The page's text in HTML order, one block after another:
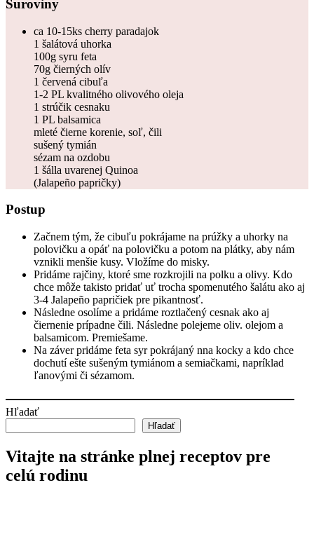
Suroviny
ca 10-15ks cherry paradajok
1 šalátová uhorka
100g syru feta
70g čierných olív
1 červená cibuľa
1-2 PL kvalitného olivového oleja
1 strúčik cesnaku
1 PL balsamica
mleté čierne korenie, soľ, čili
sušený tymián
sézam na ozdobu
1 šálla uvarenej Quinoa
(Jalapeño papričky)
Postup
Začnem tým, že cibuľu pokrájame na prúžky a uhorky na
polovičku a opáť na polovičku a potom na plátky, aby nám
vznikli menšie kusy. Vložíme do misky.
Pridáme rajčiny, ktoré sme rozkrojili na polku a olivy. Kdo
chce môže takisto pridať uť trocha spomenutého šalátu ako aj
3-4 Jalapeño papričiek pre pikantnosť.
Následne osolíme a pridáme roztlačený cesnak ako aj
čiernenie prípadne čili. Následne polejeme oliv. olejom a
balsamicom. Premiešame.
Na záver pridáme feta syr pokrájaný nna kocky a kdo chce
dochutí ešte sušeným tymiánom a semiačkami, napríklad
ľanovými či sézamom.
Hľadať
Hľadať
Vitajte na stránke plnej receptov pre
celú rodinu